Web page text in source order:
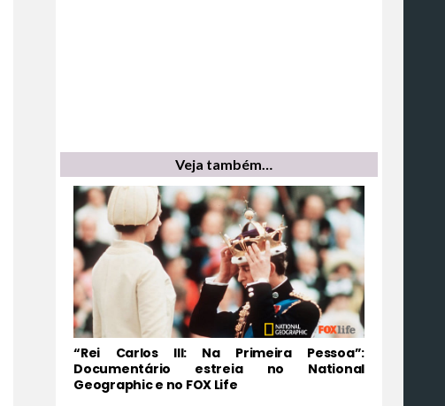
Veja também…
“Rei Carlos III: Na Primeira Pessoa”:
Documentário estreia no National
Geographic e no FOX Life